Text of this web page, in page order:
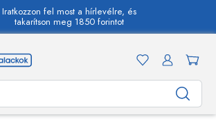
Iratkozzon fel most a hírlevélre, és
takarítson meg 1850 forintot